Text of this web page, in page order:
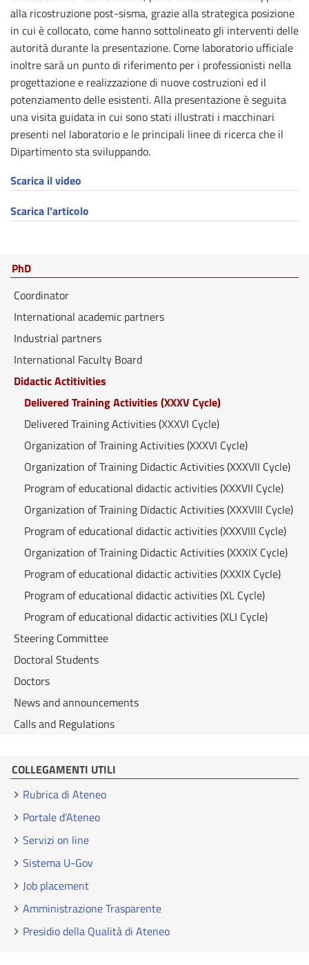
alla ricostruzione post-sisma, grazie alla strategica posizione
in cui è collocato, come hanno sottolineato gli interventi delle
autorità durante la presentazione. Come laboratorio ufficiale
inoltre sarà un punto di riferimento per i professionisti nella
progettazione e realizzazione di nuove costruzioni ed il
potenziamento delle esistenti. Alla presentazione è seguita
una visita guidata in cui sono stati illustrati i macchinari
presenti nel laboratorio e le principali linee di ricerca che il
Dipartimento sta sviluppando.
Scarica il video
Scarica l'articolo
PhD
Coordinator
International academic partners
Industrial partners
International Faculty Board
Didactic Actitivities
Delivered Training Activities (XXXV Cycle)
Delivered Training Activities (XXXVI Cycle)
Organization of Training Activities (XXXVI Cycle)
Organization of Training Didactic Activities (XXXVII Cycle)
Program of educational didactic activities (XXXVII Cycle)
Organization of Training Didactic Activities (XXXVIII Cycle)
Program of educational didactic activities (XXXVIII Cycle)
Organization of Training Didactic Activities (XXXIX Cycle)
Program of educational didactic activities (XXXIX Cycle)
Program of educational didactic activities (XL Cycle)
Program of educational didactic activities (XLI Cycle)
Steering Committee
Doctoral Students
Doctors
News and announcements
Calls and Regulations
COLLEGAMENTI UTILI
Rubrica di Ateneo
Portale d’Ateneo
Servizi on line
Sistema U-Gov
Job placement
Amministrazione Trasparente
Presidio della Qualità di Ateneo